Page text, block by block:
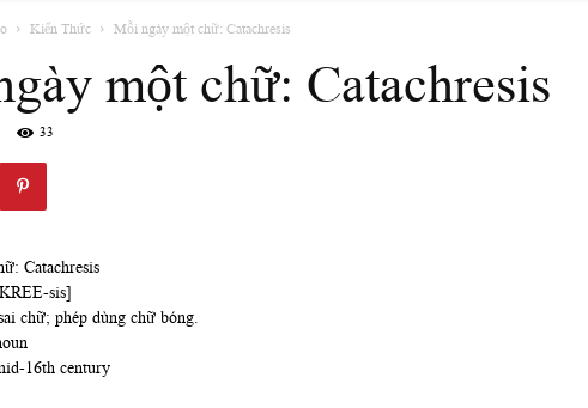
Kiến Thức Mỗi ngày một chữ: Catachresis
một chữ: Catachresis
33
Catachresis
sis]
chữ; phép dùng chữ bóng.
16th century